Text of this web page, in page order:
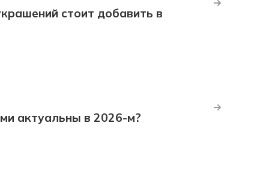
стоит добавить в
актуальны в 2026-м?